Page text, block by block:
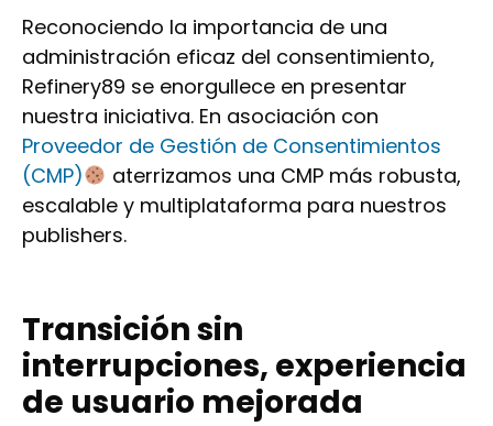
Reconociendo la importancia de una
administración eficaz del consentimiento,
Refinery89 se enorgullece en presentar
nuestra iniciativa. En asociación con
Proveedor de Gestión de Consentimientos
(CMP)
aterrizamos una CMP más robusta,
escalable y multiplataforma para nuestros
publishers.
Transición sin
interrupciones, experiencia
de usuario mejorada